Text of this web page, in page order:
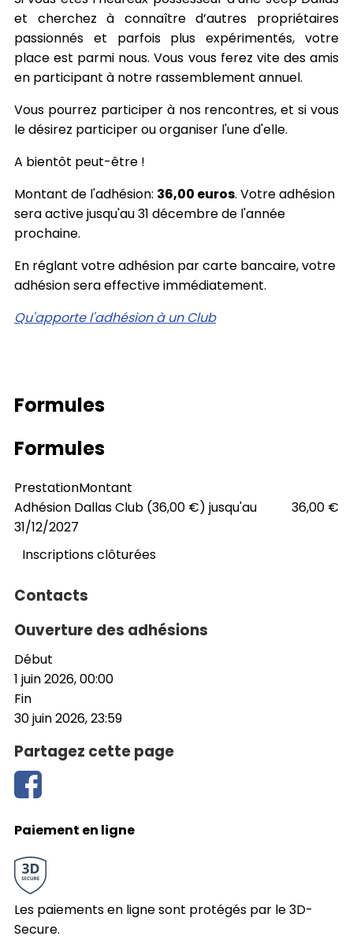
et cherchez à connaître d’autres propriétaires
passionnés et parfois plus expérimentés, votre
place est parmi nous. Vous vous ferez vite des amis
en participant à notre rassemblement annuel.
Vous pourrez participer à nos rencontres, et si vous
le désirez participer ou organiser l'une d'elle.
A bientôt peut-être !
Montant de l'adhésion: 36,00 euros. Votre adhésion
sera active jusqu'au 31 décembre de l'année
prochaine.
En réglant votre adhésion par carte bancaire, votre
adhésion sera effective immédiatement.
Qu'apporte l'adhésion à un Club
Formules
Formules
PrestationMontant
Adhésion Dallas Club (36,00 €) jusqu'au
31/12/2027
36,00 €
Inscriptions clôturées
Contacts
Ouverture des adhésions
Début
1 juin 2026, 00:00
Fin
30 juin 2026, 23:59
Partagez cette page
Paiement en ligne
Les paiements en ligne sont protégés par le 3D-
Secure.